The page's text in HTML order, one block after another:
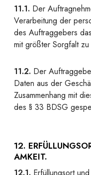
11.1. Der
Verarbeitung der
des Auftraggebers
mit größter Sorgfalt
11.2. Der
Daten aus der
Zusammenhang mit
des § 33 BDSG
12.
AMKEIT.